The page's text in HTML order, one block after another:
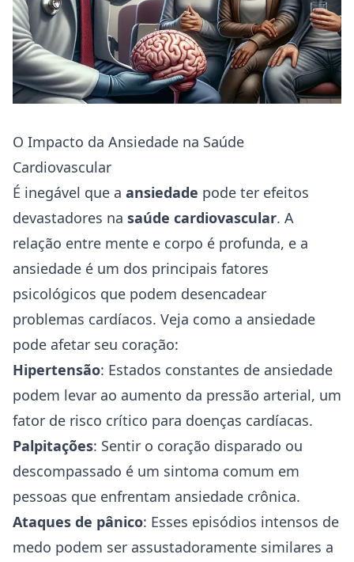
O Impacto da Ansiedade na Saúde
Cardiovascular
É inegável que a ansiedade pode ter efeitos
devastadores na saúde cardiovascular. A
relação entre mente e corpo é profunda, e a
ansiedade é um dos principais fatores
psicológicos que podem desencadear
problemas cardíacos. Veja como a ansiedade
pode afetar seu coração:
Hipertensão: Estados constantes de ansiedade
podem levar ao aumento da pressão arterial, um
fator de risco crítico para doenças cardíacas.
Palpitações: Sentir o coração disparado ou
descompassado é um sintoma comum em
pessoas que enfrentam ansiedade crônica.
Ataques de pânico: Esses episódios intensos de
medo podem ser assustadoramente similares a